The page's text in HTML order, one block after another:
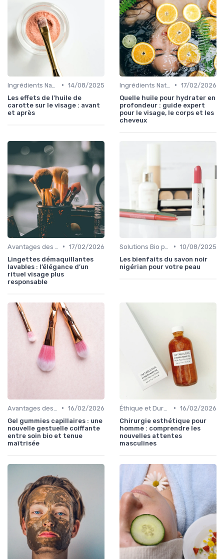
• 14/08/2025
Les effets de l'huile de
carotte sur le visage : avant
et après
• 17/02/2026
Quelle huile pour hydrater en
profondeur : guide expert
pour le visage, le corps et les
cheveux
• 17/02/2026
Lingettes démaquillantes
lavables : l’élégance d’un
rituel visage plus
responsable
• 10/08/2025
Les bienfaits du savon noir
nigérian pour votre peau
• 16/02/2026
Gel gummies capillaires : une
nouvelle gestuelle coiffante
entre soin bio et tenue
maîtrisée
• 16/02/2026
Chirurgie esthétique pour
homme : comprendre les
nouvelles attentes
masculines